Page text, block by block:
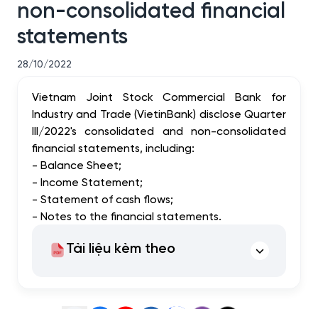
non-consolidated financial
statements
28/10/2022
Vietnam Joint Stock Commercial Bank for
Industry and Trade (VietinBank) disclose Quarter
III/2022's consolidated and non-consolidated
financial statements, including:
- Balance Sheet;
- Income Statement;
- Statement of cash flows;
- Notes to the financial statements.
Tài liệu kèm theo